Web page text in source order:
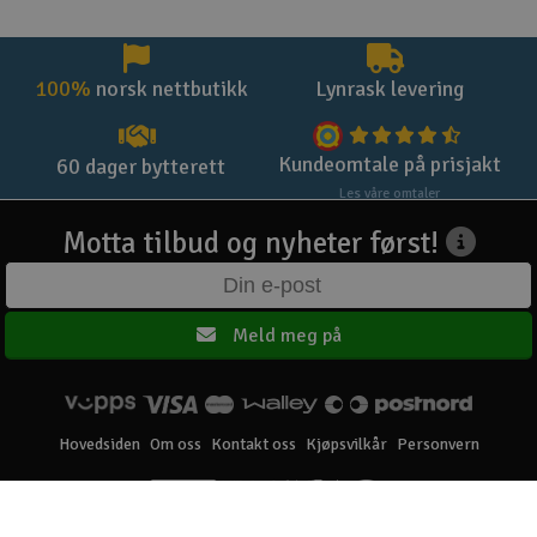
100% norsk nettbutikk Lynrask levering
60 dager bytterett Kundeomtale på prisjakt
Les våre omtaler
Motta tilbud og nyheter først!
Meld meg på
Hovedsiden Om oss Kontakt oss Kjøpsvilkår Personvern